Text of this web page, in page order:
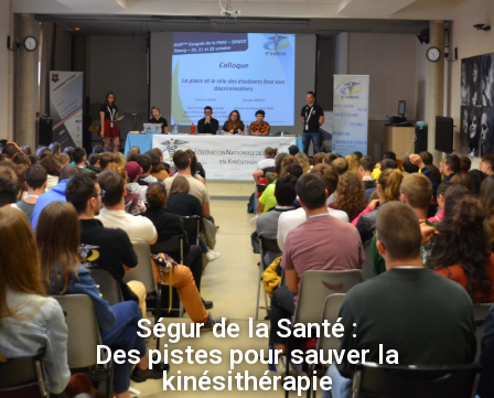
Ségur de la Santé :
Des pistes pour sauver la
kinésithérapie